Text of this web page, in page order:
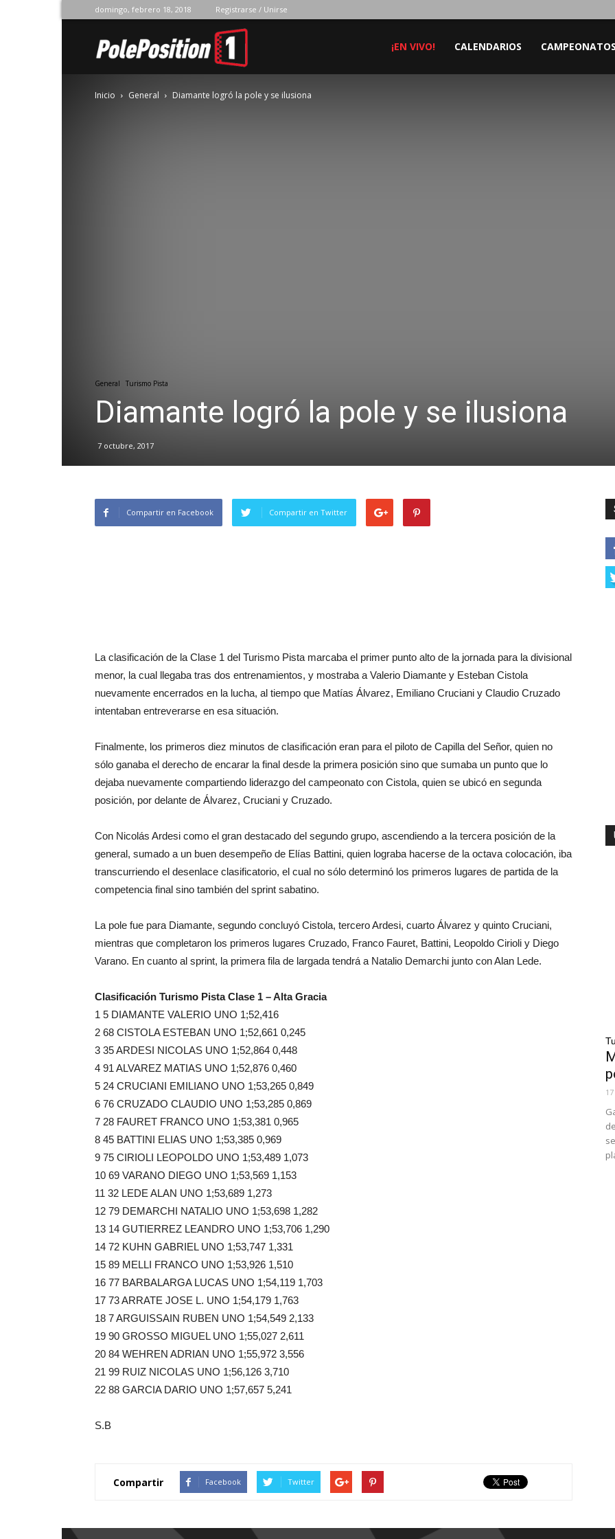
domingo, febrero 18, 2018 Registrarse / Unirse
Position
¡EN VIVO! CALENDARIOS CAMPEONATOS
Inicio General Diamante logró la pole y se ilusiona
General Turismo Pista
Diamante logró la pole y se ilusiona
7 octubre, 2017
Compartir en Facebook Compartir en Twitter
La clasificación de la Clase 1 del Turismo Pista marcaba el primer punto alto de la jornada para la divisional
menor, la cual llegaba tras dos entrenamientos, y mostraba a Valerio Diamante y Esteban Cistola
nuevamente encerrados en la lucha, al tiempo que Matías Álvarez, Emiliano Cruciani y Claudio Cruzado
intentaban entreverarse en esa situación.
Finalmente, los primeros diez minutos de clasificación eran para el piloto de Capilla del Señor, quien no
sólo ganaba el derecho de encarar la final desde la primera posición sino que sumaba un punto que lo
dejaba nuevamente compartiendo liderazgo del campeonato con Cistola, quien se ubicó en segunda
posición, por delante de Álvarez, Cruciani y Cruzado.
Con Nicolás Ardesi como el gran destacado del segundo grupo, ascendiendo a la tercera posición de la
general, sumado a un buen desempeño de Elías Battini, quien lograba hacerse de la octava colocación, iba
transcurriendo el desenlace clasificatorio, el cual no sólo determinó los primeros lugares de partida de la
competencia final sino también del sprint sabatino.
La pole fue para Diamante, segundo concluyó Cistola, tercero Ardesi, cuarto Álvarez y quinto Cruciani,
mientras que completaron los primeros lugares Cruzado, Franco Fauret, Battini, Leopoldo Cirioli y Diego
Varano. En cuanto al sprint, la primera fila de largada tendrá a Natalio Demarchi junto con Alan Lede.
Clasificación Turismo Pista Clase 1 – Alta Gracia
1 5 DIAMANTE VALERIO UNO 1;52,416
2 68 CISTOLA ESTEBAN UNO 1;52,661 0,245
3 35 ARDESI NICOLAS UNO 1;52,864 0,448
4 91 ALVAREZ MATIAS UNO 1;52,876 0,460
5 24 CRUCIANI EMILIANO UNO 1;53,265 0,849
6 76 CRUZADO CLAUDIO UNO 1;53,285 0,869
7 28 FAURET FRANCO UNO 1;53,381 0,965
8 45 BATTINI ELIAS UNO 1;53,385 0,969
9 75 CIRIOLI LEOPOLDO UNO 1;53,489 1,073
10 69 VARANO DIEGO UNO 1;53,569 1,153
11 32 LEDE ALAN UNO 1;53,689 1,273
12 79 DEMARCHI NATALIO UNO 1;53,698 1,282
13 14 GUTIERREZ LEANDRO UNO 1;53,706 1,290
14 72 KUHN GABRIEL UNO 1;53,747 1,331
15 89 MELLI FRANCO UNO 1;53,926 1,510
16 77 BARBALARGA LUCAS UNO 1;54,119 1,703
17 73 ARRATE JOSE L. UNO 1;54,179 1,763
18 7 ARGUISSAIN RUBEN UNO 1;54,549 2,133
19 90 GROSSO MIGUEL UNO 1;55,027 2,611
20 84 WEHREN ADRIAN UNO 1;55,972 3,556
21 99 RUIZ NICOLAS UNO 1;56,126 3,710
22 88 GARCIA DARIO UNO 1;57,657 5,241
S.B
Compartir Facebook Twitter